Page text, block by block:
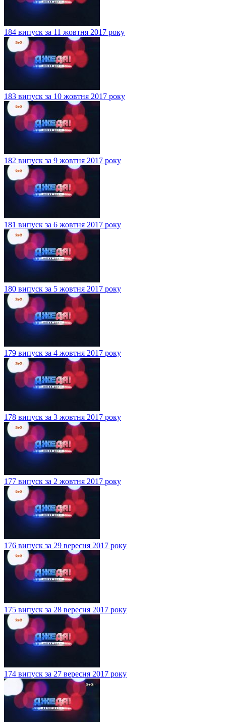
184 випуск за 11 жовтня 2017 року
183 випуск за 10 жовтня 2017 року
182 випуск за 9 жовтня 2017 року
181 випуск за 6 жовтня 2017 року
180 випуск за 5 жовтня 2017 року
179 випуск за 4 жовтня 2017 року
178 випуск за 3 жовтня 2017 року
177 випуск за 2 жовтня 2017 року
176 випуск за 29 вересня 2017 року
175 випуск за 28 вересня 2017 року
174 випуск за 27 вересня 2017 року